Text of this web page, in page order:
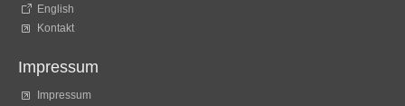
English
Kontakt
Impressum
Impressum